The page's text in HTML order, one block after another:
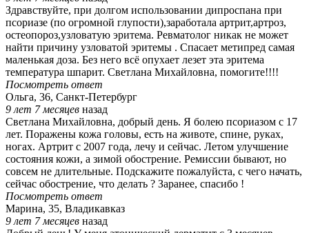
Здравствуйте, при долгом использовании дипроспана при
псориазе (по огромной глупости),заработала артрит,артроз,
остеопороз,узловатую эритема. Ревматолог никак не может
найти причину узловатой эритемы . Спасает метипред самая
маленькая доза. Без него всё опухает лезет эта эритема
температура шпарит. Светлана Михайловна, помогите!!!!
Посмотреть ответ
Ольга, 36, Санкт-Петербург
9 лет 7 месяцев назад
Светлана Михайловна, добрый день. Я болею псориазом с 17
лет. Поражены кожа головы, есть на животе, спине, руках,
ногах. Артрит с 2007 года, лечу и сейчас. Летом улучшение
состояния кожи, а зимой обострение. Ремиссии бывают, но
совсем не длительные. Подскажите пожалуйста, с чего начать,
сейчас обострение, что делать ? Заранее, спасибо !
Посмотреть ответ
Марина, 35, Владикавказ
9 лет 7 месяцев назад